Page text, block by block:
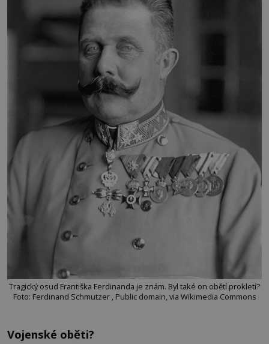
Tragický osud Františka Ferdinanda je znám. Byl také on obětí prokletí?
Foto: Ferdinand Schmutzer , Public domain, via Wikimedia Commons
Vojenské oběti?